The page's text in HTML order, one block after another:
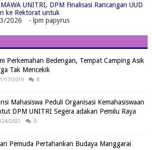
UNITRI, DPM Finalisasi Rancangan UUD
ke Rektorat untuk
2026 - lpm papyrus
Perkemahan Bedengan, Tempat Camping Asik
Tak Mencekik
17/2019 8
Mahasiswa Peduli Organisasi Kemahasiswaan
DPM UNITRI Segera adakan Pemilu Raya
24/2021 0
Pemuda Pertahankan Budaya Manggarai